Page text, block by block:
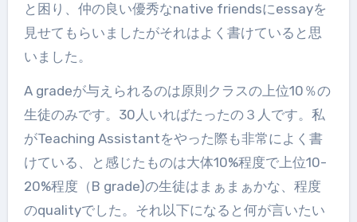
と困り、仲の良い優秀なnative friendsにessayを
見せてもらいましたがそれはよく書けていると思
いました。
A gradeが与えられるのは原則クラスの上位10％の
生徒のみです。30人いればたったの３人です。私
がTeaching Assistantをやった際も非常によく書
けている、と感じたものは大体10%程度で上位10-
20%程度（B grade)の生徒はまぁまぁかな、程度
のqualityでした。それ以下になると何が言いたい